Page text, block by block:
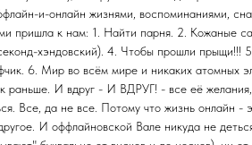
и-онлайн жизнями, воспоминаниями,
пришла к нам: 1. Найти парня. 2. Кожаные
хэндовский). 4. Чтобы прошли прыщи!!!
6. Мир во всём мире и никаких атомных
раньше. И вдруг - И ВДРУГ! - все её
Все, да не все. Потому что жизнь онлайн -
И оффлайновской Вале никуда не